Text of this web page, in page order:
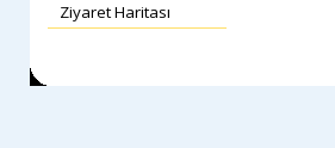
Ziyaret Haritası